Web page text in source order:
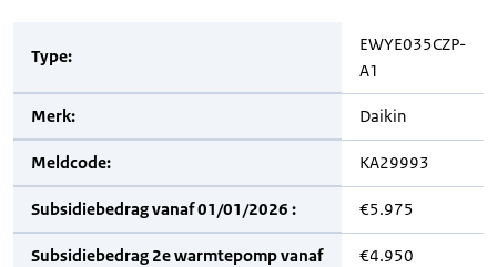
Type:
EWYE035CZP-
A1
Merk: Daikin
Meldcode: KA29993
Subsidiebedrag vanaf 01/01/2026 : €5.975
Subsidiebedrag 2e warmtepomp vanaf
€4.950